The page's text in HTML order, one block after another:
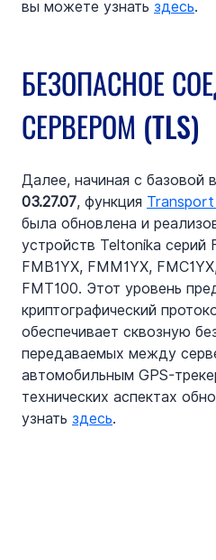
вы можете узнать здесь.
БЕЗОПАСНОЕ
СЕРВЕРОМ (TLS)
Далее, начиная с базовой
03.27.07, функция
была обновлена и
устройств Teltonika серий
FMB1YX, FMM1YX,
FMT100. Этот уровень
криптографический
обеспечивает сквозную
передаваемых между
автомобильным GPS-
технических аспектах
узнать здесь.